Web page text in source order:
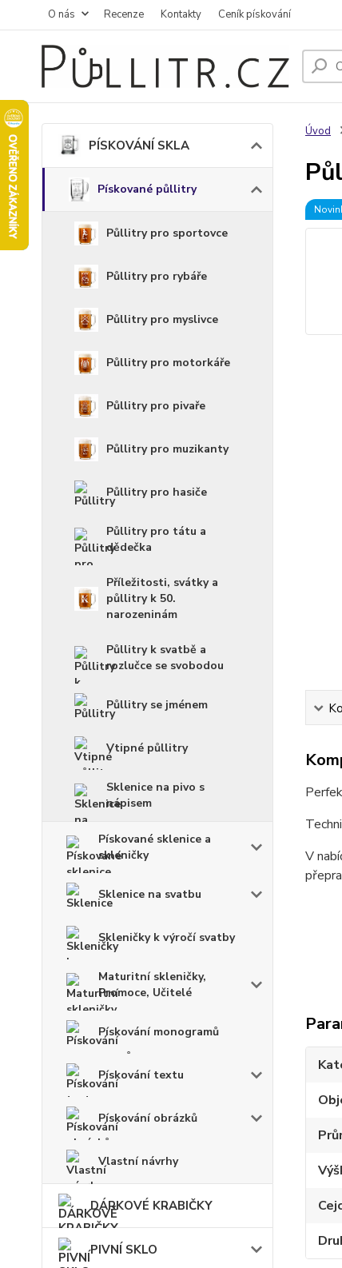
O nás Recenze Kontakty Ceník pískování
PÍSKOVÁNÍ SKLA
Pískované půllitry
Půllitry pro sportovce
Půllitry pro rybáře
Půllitry pro myslivce
Půllitry pro motorkáře
Půllitry pro pivaře
Půllitry pro muzikanty
Půllitry pro hasiče
Půllitry pro tátu a
dědečka
Příležitosti, svátky a
půllitry k 50.
narozeninám
Půllitry k svatbě a
rozlučce se svobodou
Půllitry se jménem
Vtipné půllitry
Sklenice na pivo s
nápisem
Pískované sklenice a
skleničky
Sklenice na svatbu
Skleničky k výročí svatby
Maturitní skleničky,
Promoce, Učitelé
Pískování monogramů
Pískování textu
Pískování obrázků
Vlastní návrhy
DÁRKOVÉ KRABIČKY
PIVNÍ SKLO
Úvod
V